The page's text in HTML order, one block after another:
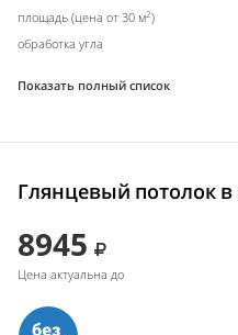
площадь (цена от 30 м2)
обработка угла
Показать полный список
Глянцевый потолок
8945
Цена актуальна до